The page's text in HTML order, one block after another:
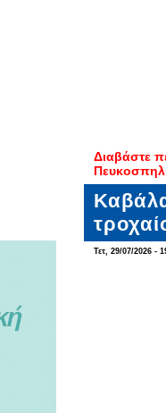
Διαβάστε
Τετ, 29/07/2026 -